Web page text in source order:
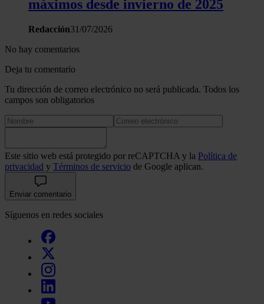
máximos desde invierno de 2025
Redacción31/07/2026
No hay comentarios
Deja tu comentario
Tu dirección de correo electrónico no será publicada. Todos los
campos son obligatorios
Este sitio web está protegido por reCAPTCHA y la Política de
privacidad y Términos de servicio de Google aplican.
Enviar comentario
Síguenos en redes sociales